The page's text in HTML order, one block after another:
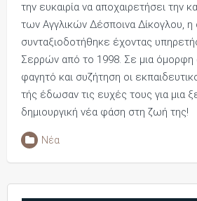
την ευκαιρία να αποχαιρετήσει την
των Αγγλικών Δέσποινα Δίκογλου, η
συνταξιοδοτήθηκε έχοντας
Σερρών από το 1998. Σε μια όμορφη
φαγητό και συζήτηση οι
τής έδωσαν τις ευχές τους για μια
δημιουργική νέα φάση στη ζωή της!
Νέα